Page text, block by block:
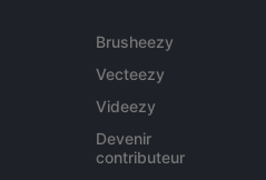
Brusheezy
Vecteezy
Videezy
Devenir
contributeur